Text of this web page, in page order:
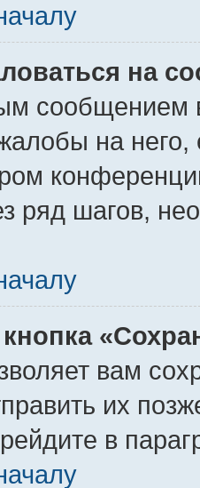
на
сообщением
на
ряд шагов,
кнопка
вам
их
в